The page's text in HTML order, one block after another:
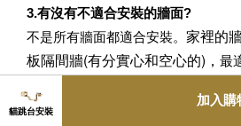
貓跳台安裝
加入購
3.有沒有不適合安裝的牆面?
不是所有牆面都適合安裝。 家裡的
板隔間牆(有分實心和空心的)， 最
甘蔗板，因為這三種，結構非常鬆散